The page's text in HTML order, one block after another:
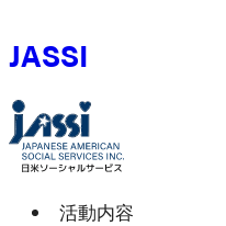
JASSI
活動内容